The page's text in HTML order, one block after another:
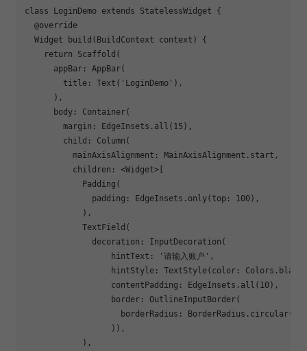
class LoginDemo extends StatelessWidget
{
@override
Widget
build (BuildContext context)
{
return Scaffold(
      appBar: AppBar(
        title: Text(
'LoginDemo' ),
      ),
      body: Container(
        margin: EdgeInsets.all(
15 ),
        child: Column(
          mainAxisAlignment: MainAxisAlignment.start,
          children: <Widget>[
            Padding(
              padding: EdgeInsets.only(top:
100),
            ),
            TextField(
              decoration: InputDecoration(
                  hintText:
'请输入账户' ,
hintStyle: TextStyle(color:
                  contentPadding: EdgeInsets.all(
10),
                  border: OutlineInputBorder(
                    borderRadius: BorderRadius.circular(
                  )),
            ),